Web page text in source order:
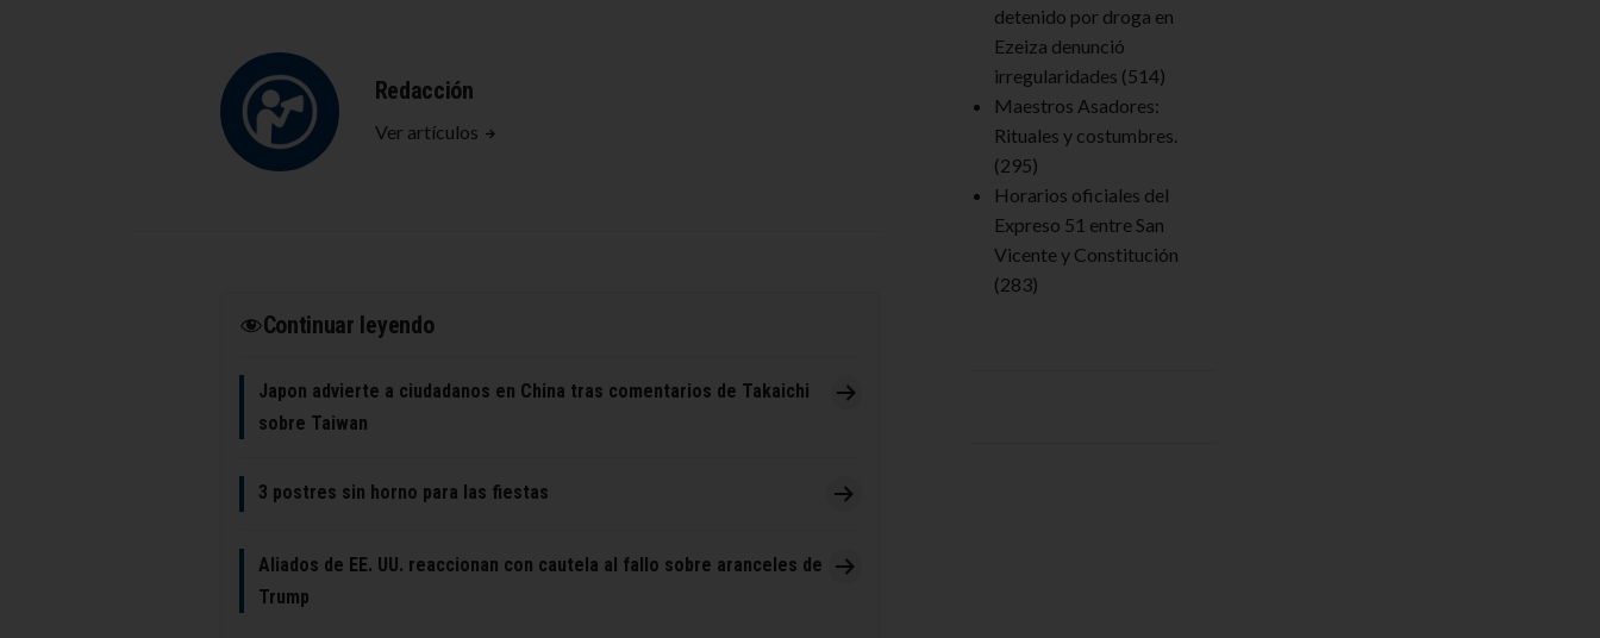
Redacción
Ver artículos
Continuar leyendo
Japon advierte a ciudadanos en China tras comentarios de Takaichi
sobre Taiwan
3 postres sin horno para las fiestas
Aliados de EE. UU. reaccionan con cautela al fallo sobre aranceles de
Trump
detenido por droga en
Ezeiza denunció
irregularidades (514)
Maestros Asadores:
Rituales y costumbres.
(295)
Horarios oficiales del
Expreso 51 entre San
Vicente y Constitución
(283)